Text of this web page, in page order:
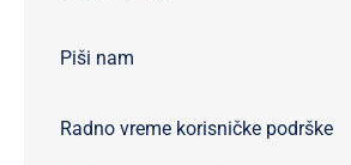
Piši nam
Radno vreme korisničke podrške